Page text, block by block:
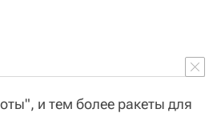
и тем более ракеты для